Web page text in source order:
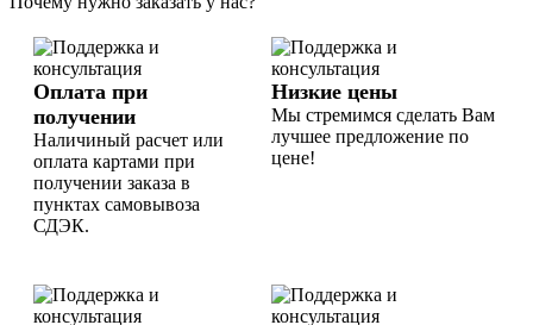
Оплата при
получении
Наличиный расчет или
оплата картами при
получении заказа в
пунктах самовывоза
СДЭК.
Низкие цены
Мы стремимся сделать Вам
лучшее предложение по
цене!